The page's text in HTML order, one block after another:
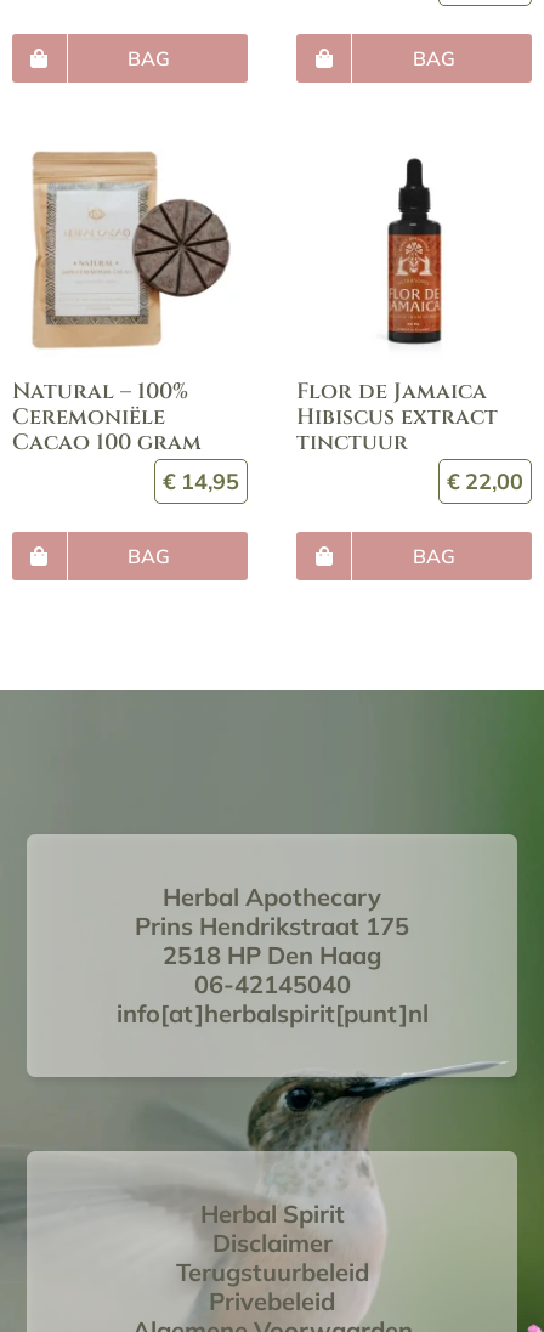
BAG BAG
Natural – 100%
Ceremoniële
Cacao 100 gram
€ 14,95
BAG
Flor de Jamaica
Hibiscus extract
tinctuur
€ 22,00
BAG
Herbal Apothecary
Prins Hendrikstraat 175
2518 HP Den Haag
06-42145040
info[at]herbalspirit[punt]nl
Herbal Spirit
Disclaimer
Terugstuurbeleid
Privebeleid